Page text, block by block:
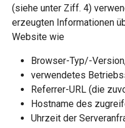
(siehe unter Ziff. 4)
erzeugten Informationen
Website wie
Browser-Typ/-
verwendetes
Referrer-URL (die
Hostname des
Uhrzeit der